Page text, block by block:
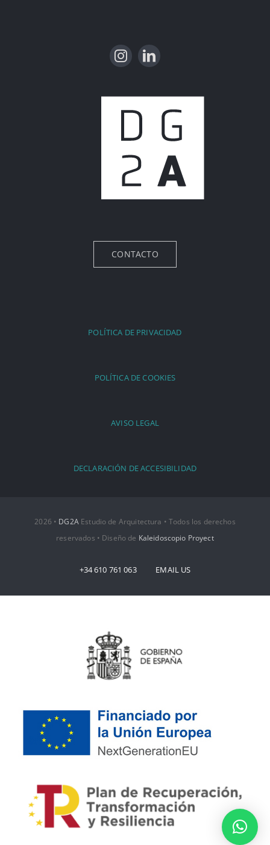
CONTACTO
POLÍTICA DE PRIVACIDAD
POLÍTICA DE COOKIES
AVISO LEGAL
DECLARACIÓN DE ACCESIBILIDAD
2026 • DG2AEstudio de Arquitectura • Todos los derechos
reservados • Diseño de Kaleidoscopio Proyect
+34 610 761 063 EMAIL US